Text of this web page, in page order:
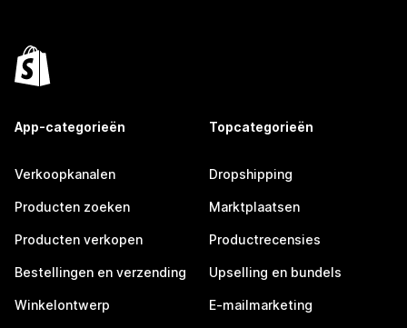
App-categorieën
Verkoopkanalen
Producten zoeken
Producten verkopen
Bestellingen en verzending
Winkelontwerp
Topcategorieën
Dropshipping
Marktplaatsen
Productrecensies
Upselling en bundels
E-mailmarketing